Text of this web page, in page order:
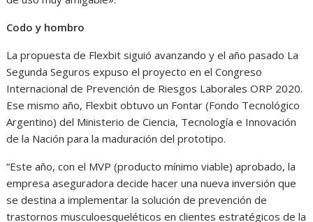
Codo y hombro
La propuesta de Flexbit siguió avanzando y el año pasado La
Segunda Seguros expuso el proyecto en el Congreso
Internacional de Prevención de Riesgos Laborales ORP 2020.
Ese mismo año, Flexbit obtuvo un Fontar (Fondo Tecnológico
Argentino) del Ministerio de Ciencia, Tecnología e Innovación
de la Nación para la maduración del prototipo.
“Este año, con el MVP (producto mínimo viable) aprobado, la
empresa aseguradora decide hacer una nueva inversión que
se destina a implementar la solución de prevención de
trastornos musculoesqueléticos en clientes estratégicos de la